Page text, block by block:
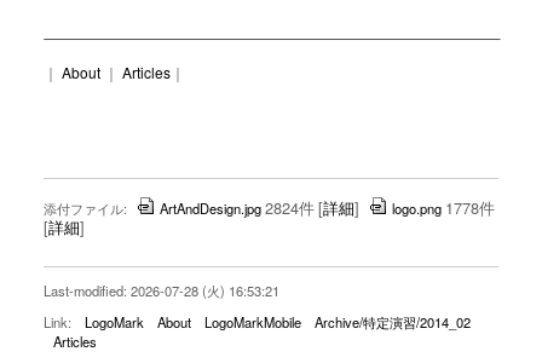
｜ About｜ Articles｜
添付ファイル: ArtAndDesign.jpg2824件[詳細] logo.png 1778件
[詳細]
Last-modified: 2026-07-28 (火) 16:53:21
Link:
LogoMark About LogoMarkMobile
Archive/特定演習/2014_02
Articles